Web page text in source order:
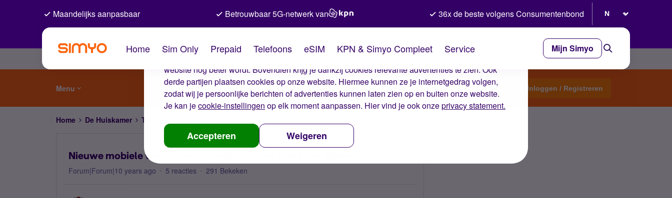
De cookies van Simyo
Wij gebruiken cookies op onze website. Met deze cookies zorgen wij ervoor dat je ervaring op de
website nog beter wordt. Bovendien krijg je dankzij cookies relevante advertenties te zien. Ook
derde partijen plaatsen cookies op onze website. Hiermee kunnen ze je internetgedrag volgen,
zodat wij je persoonlijke berichten of advertenties kunnen laten zien op en buiten onze website.
Je kan jecookie-instellingen op elk moment aanpassen. Hier vind je ook onzeprivacy statement.
Accepteren Weigeren
Maandelijks aanpasbaar Betrouwbaar 5G-netwerk van 36x de beste volgens Consumentenbond
Home Sim Only Prepaid Telefoons eSIM KPN & Simyo Compleet Service Mijn Simyo
Menu Start een topic Inloggen / Registreren
Home De Huiskamer Telecom weetjes en nieuwtjes
Nieuwe mobiele versie van Outlook niet voor Windows Phone
Forum|Forum|10 years ago 5 reacties 291 Bekeken